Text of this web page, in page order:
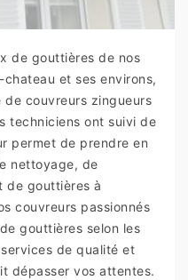
de gouttières de nos
et ses environs,
de couvreurs zingueurs
techniciens ont suivi de
permet de prendre en
nettoyage, de
de gouttières à
couvreurs passionnés
gouttières selon les
de qualité et
dépasser vos attentes.